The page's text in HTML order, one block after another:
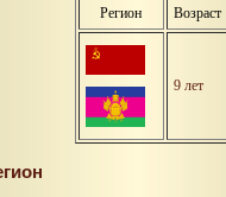
Регион Возраст
9 лет